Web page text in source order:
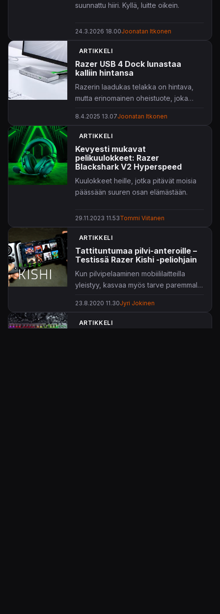
suunnattu hiiri. Kyllä, luitte oikein.
24.3.2026 18.00Joonatan Itkonen
ARTIKKELI
Razer USB 4 Dock lunastaa
kalliin hintansa
Razerin laadukas telakka on hintava,
mutta erinomainen oheistuote, joka
8.4.2025 13.07Joonatan Itkonen
ARTIKKELI
Kevyesti mukavat
pelikuulokkeet: Razer
Blackshark V2 Hyperspeed
Kuulokkeet heille, jotka pitävät moisia
päässään suuren osan elämästään.
29.11.2023 11.53Tommi Viitanen
ARTIKKELI
Tattituntumaa pilvi-anteroille –
Testissä Razer Kishi -peliohjain
Kun pilvipelaaminen mobiililaitteilla
yleistyy, kasvaa myös tarve paremmalle
kosketusnäyttö tarjoaa. Testissä
Razerin tuore lisäkahva Android-
23.8.2020 11.30Jyri Jokinen
ARTIKKELI